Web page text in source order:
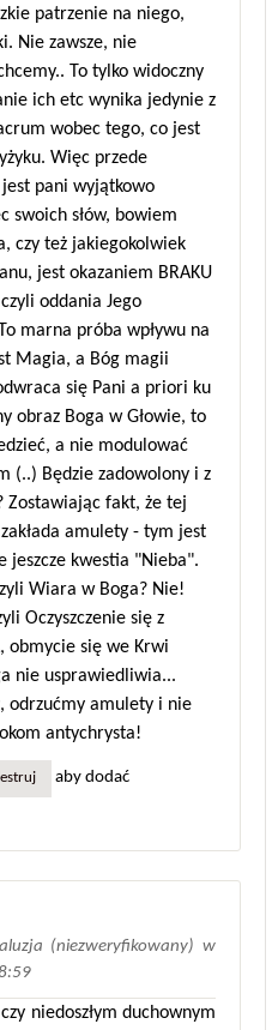
patrzenie na niego,
Nie zawsze, nie
To tylko widoczny
ich etc wynika jedynie z
wobec tego, co jest
Więc przede
pani wyjątkowo
swoich słów, bowiem
czy też jakiegokolwiek
jest okazaniem BRAKU
oddania Jego
marna próba wpływu na
Magia, a Bóg magii
się Pani a priori ku
obraz Boga w Głowie, to
a nie modulować
(..) Będzie zadowolony i z
fakt, że tej
amulety - tym jest
jeszcze kwestia "Nieba".
Wiara w Boga? Nie!
Oczyszczenie się z
obmycie się we Krwi
nie usprawiedliwia...
odrzućmy amulety i nie
antychrysta!
aby dodać
(niezweryfikowany) w
niedoszłym duchownym